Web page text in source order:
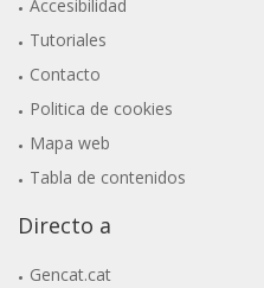
Accesibilidad
Tutoriales
Contacto
Politica de cookies
Mapa web
Tabla de contenidos
Directo a
Gencat.cat